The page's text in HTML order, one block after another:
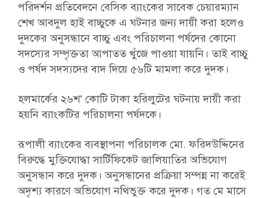
পরিদর্শন প্রতিবেদনে বেসিক ব্যাংকের সাবেক চেয়ারম্যান
শেখ আবদুল হাই বাচ্চুকে এ ঘটনার জন্য দায়ী করা হলেও
দুদকের অনুসন্ধানে বাচ্চু এবং পরিচালনা পর্ষদের কোনো
সদস্যের সম্পৃক্ততা আপাতত খুঁজে পাওয়া যায়নি। তাই বাচ্চু
ও পর্ষদ সদস্যদের বাদ দিয়ে ৫৬টি মামলা করে দুদক।
হলমার্কের ২৬শ’ কোটি টাকা হরিলুটের ঘটনায় দায়ী করা
হয়নি ব্যাংকটির পরিচালনা পর্ষদকে।
রূপালী ব্যাংকের ব্যবস্থাপনা পরিচালক মো. ফরিদউদ্দিনের
বিরুদ্ধে মুক্তিযোদ্ধা সার্টিফিকেট জালিয়াতির অভিযোগ
অনুসন্ধান করে দুদক। অনুসন্ধানের প্রক্রিয়া সম্পন্ন না করেই
অদৃশ্য কারণে অভিযোগ নথিভুক্ত করে দুদক। গত মে মাসে